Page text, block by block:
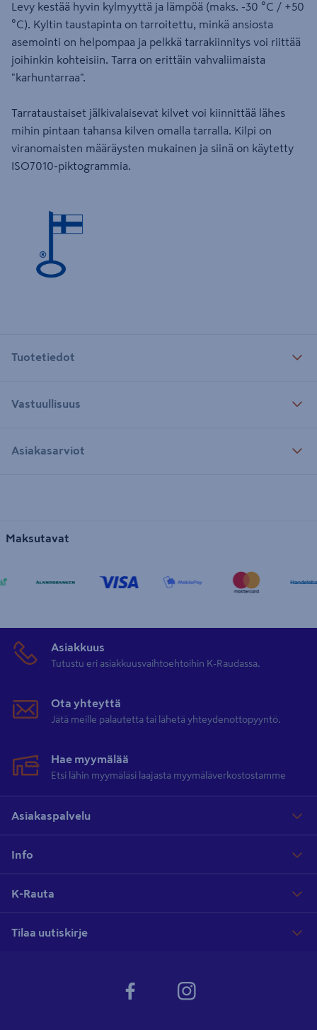
Levy kestää hyvin kylmyyttä ja lämpöä (maks. -30 °C / +50
°C). Kyltin taustapinta on tarroitettu, minkä ansiosta
asemointi on helpompaa ja pelkkä tarrakiinnitys voi riittää
joihinkin kohteisiin. Tarra on erittäin vahvaliimaista
"karhuntarraa".
Tarrataustaiset jälkivalaisevat kilvet voi kiinnittää lähes
mihin pintaan tahansa kilven omalla tarralla. Kilpi on
viranomaisten määräysten mukainen ja siinä on käytetty
ISO7010-piktogrammia.
Tuotetiedot
Vastuullisuus
Asiakasarviot
Maksutavat
Asiakkuus
Tutustu eri asiakkuusvaihtoehtoihin K-Raudassa.
Ota yhteyttä
Jätä meille palautetta tai lähetä yhteydenottopyyntö.
Hae myymälää
Etsi lähin myymäläsi laajasta myymäläverkostostamme
Asiakaspalvelu
Info
K-Rauta
Tilaa uutiskirje